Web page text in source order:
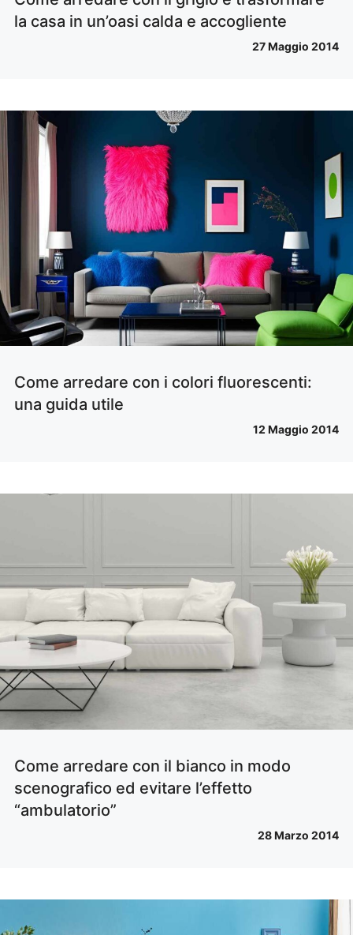
la casa in un’oasi calda e accogliente
27 Maggio 2014
Come arredare con i colori fluorescenti:
una guida utile
12 Maggio 2014
Come arredare con il bianco in modo
scenografico ed evitare l’effetto
“ambulatorio”
28 Marzo 2014